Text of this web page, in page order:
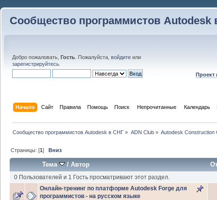
Сообщество программистов Autodesk
Добро пожаловать, Гость . Пожалуйста, войдите или
зарегистрируйтесь
Проект
Начало Сайт Правила Помощь Поиск Непрочитанные Календарь
Сообщество программистов Autodesk в СНГ » ADN Club» Autodesk Construction
Страницы: [1]Вниз
Тема /Автор
0 Пользователей и 1 Гость просматривают этот раздел.
Онлайн-тренинг по платформе Autodesk Forge для
программистов - на русском языке